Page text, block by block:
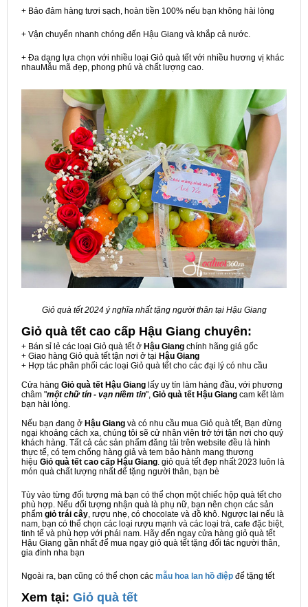
+ Bảo đảm hàng tươi sạch, hoàn tiền 100% nếu bạn không hài lòng
+ Vận chuyển nhanh chóng đến Hậu Giang và khắp cả nước.
+ Đa dạng lựa chọn với nhiều loại Giỏ quà tết với nhiều hương vị khác
nhauMẫu mã đẹp, phong phú và chất lượng cao.
Giỏ quà tết 2024 ý nghĩa nhất tặng người thân tại Hậu Giang
Giỏ quà tết cao cấp Hậu Giang chuyên:
+ Bán sỉ lẻ các loại Giỏ quà tết ở Hậu Giang chính hãng giá gốc
+ Giao hàng Giỏ quà tết tận nơi ở tại Hậu Giang
+ Hợp tác phân phối các loại Giỏ quà tết cho các đại lý có nhu cầu
Cửa hàng Giỏ quà tết Hậu Giang lấy uy tín làm hàng đầu, với phương
châm "một chữ tín - vạn niềm tin", Giỏ quà tết Hậu Giang cam kết làm
bạn hài lòng.
Nếu bạn đang ở Hậu Giang và có nhu cầu mua Giỏ quà tết, Bạn đừng
ngại khoảng cách xa, chúng tôi sẽ cử nhân viên trở tới tận nơi cho quý
khách hàng. Tất cả các sản phẩm đăng tải trên website đều là hình
thực tế, có tem chống hàng giả và tem bảo hành mang thương
hiệu Giỏ quà tết cao cấp Hậu Giang. giỏ quà tết đẹp nhất 2023 luôn là
món quà chất lượng nhất để tặng người thân, bạn bè
Tùy vào từng đối tượng mà bạn có thể chọn một chiếc hộp quà tết cho
phù hợp. Nếu đối tượng nhận quà là phụ nữ, bạn nên chọn các sản
phẩm giỏ trái cây, rượu nhẹ, có chocolate và đồ khô. Ngược lại nếu là
nam, bạn có thể chọn các loại rượu mạnh và các loại trà, cafe đặc biệt,
tinh tế và phù hợp với phái nam. Hãy đến ngay cửa hàng giỏ quà tết
Hậu Giang gần nhất để mua ngay giỏ quà tết tặng đối tác người thân,
gia đình nha bạn
Ngoài ra, bạn cũng có thể chọn các mẫu hoa lan hồ điệp để tặng tết
Xem tại: Giỏ quà tết